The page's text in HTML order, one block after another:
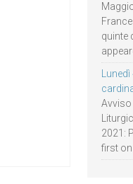
quinte
Avviso
2021:
first on